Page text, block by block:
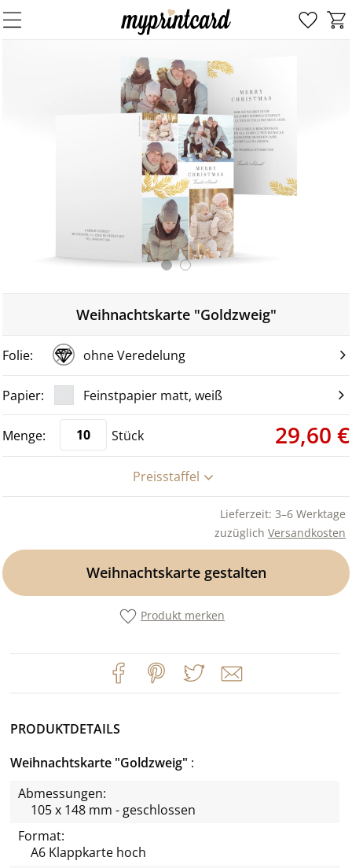
Weihnachtskarte "Goldzweig"
ohne Veredelung
Feinstpapier matt, weiß
Stück 29,60 €
Preisstaffel
Lieferzeit: 3–6 Werktage
zuzüglich Versandkosten
Weihnachtskarte gestalten
Produkt merken
PRODUKTDETAILS
Weihnachtskarte "Goldzweig"
Abmessungen:
105 x 148 mm - geschlossen
Format:
A6 Klappkarte hoch